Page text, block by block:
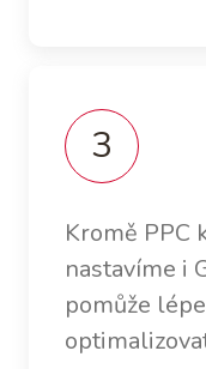
Kromě PPC
nastavíme i
pomůže